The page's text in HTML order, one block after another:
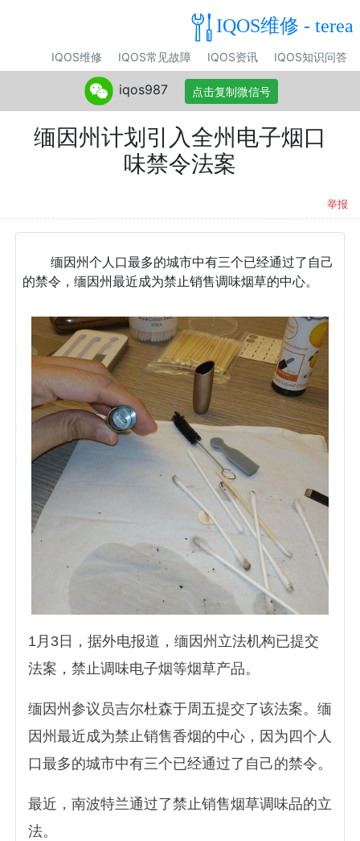
IQOS维修 - terea
IQOS维修 IQOS常见故障 IQOS资讯 IQOS知识问答
缅因州计划引入全州电子烟口
味禁令法案
举报
缅因州个人口最多的城市中有三个已经通过了自己
的禁令，缅因州最近成为禁止销售调味烟草的中心。
1月3日，据外电报道，缅因州立法机构已提交
法案，禁止调味电子烟等烟草产品。
缅因州参议员吉尔杜森于周五提交了该法案。缅
因州最近成为禁止销售香烟的中心，因为四个人
口最多的城市中有三个已经通过了自己的禁令。
最近，南波特兰通过了禁止销售烟草调味品的立
法。
iqos987 点击复制微信号